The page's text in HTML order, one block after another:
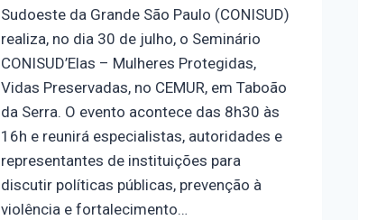
Sudoeste da Grande São Paulo (CONISUD)
realiza, no dia 30 de julho, o Seminário
CONISUD’Elas – Mulheres Protegidas,
Vidas Preservadas, no CEMUR, em Taboão
da Serra. O evento acontece das 8h30 às
16h e reunirá especialistas, autoridades e
representantes de instituições para
discutir políticas públicas, prevenção à
violência e fortalecimento…